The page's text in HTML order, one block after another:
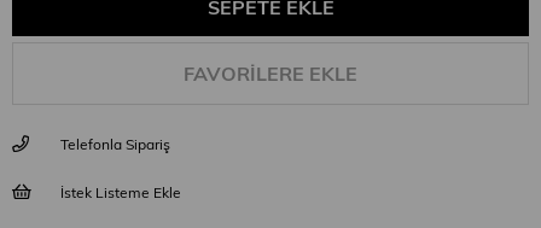
FAVORILERE EKLE
Telefonla Sipariş
İstek Listeme Ekle